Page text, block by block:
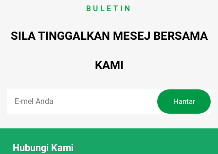
BULETIN
SILA TINGGALKAN MESEJ BERSAMA
KAMI
Hubungi Kami